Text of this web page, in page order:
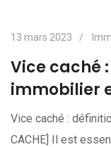
13 mars 2023
Vice caché
immobilier
Vice caché :
CACHE] Il est